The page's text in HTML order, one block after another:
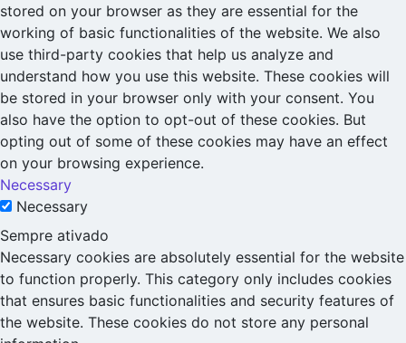
stored on your browser as they are essential for the
working of basic functionalities of the website. We also
use third-party cookies that help us analyze and
understand how you use this website. These cookies will
be stored in your browser only with your consent. You
also have the option to opt-out of these cookies. But
opting out of some of these cookies may have an effect
on your browsing experience.
Necessary
Necessary
Sempre ativado
Necessary cookies are absolutely essential for the website
to function properly. This category only includes cookies
that ensures basic functionalities and security features of
the website. These cookies do not store any personal